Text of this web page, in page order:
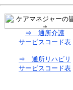
⇒ 通所介護
サービスコード表
⇒ 通所リハビリ
サービスコード表